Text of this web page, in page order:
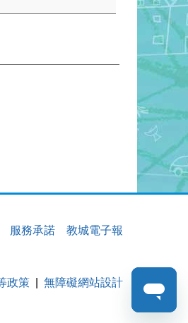
服務承諾 教城電子報
政策 無障礙網站設計